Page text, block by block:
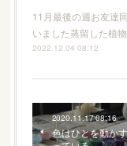
11月最後の週お友達
いました蒸留した植
2022.12.04 08:12
2020.11.17 08:16
色はひとを動か